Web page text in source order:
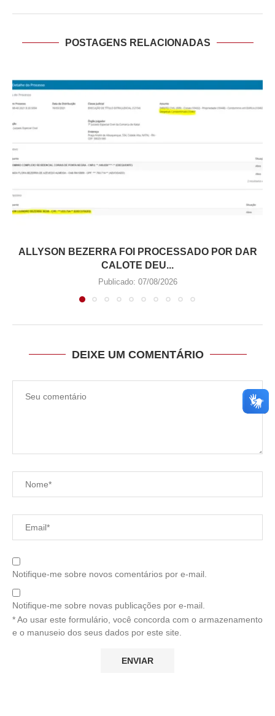
POSTAGENS RELACIONADAS
ALLYSON BEZERRA FOI PROCESSADO POR DAR
CALOTE DEU...
Publicado: 07/08/2026
DEIXE UM COMENTÁRIO
Notifique-me sobre novos comentários por e-mail.
Notifique-me sobre novas publicações por e-mail.
* Ao usar este formulário, você concorda com o armazenamento
e o manuseio dos seus dados por este site.